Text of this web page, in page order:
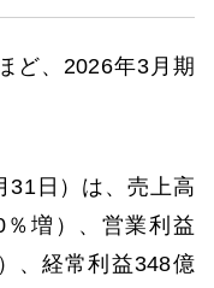
ど、2026年3月期
日）は、売上高
増）、営業利益
、経常利益348億